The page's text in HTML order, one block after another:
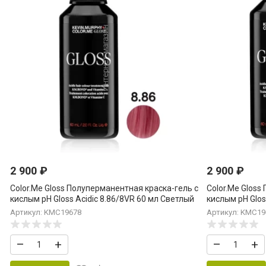
2 900 ₽
Color.Me Gloss Полуперманентная краска-гель c
кислым pH Gloss Acidic 8.86/8VR 60 мл Светлый
Блонд Фиолет Красный Light.Blonde.Violet.Red
Артикул: KMC19678
– +
2 900 ₽
Color.Me Gloss
кислым pH
Блонд Фиолет
Артикул:
– +